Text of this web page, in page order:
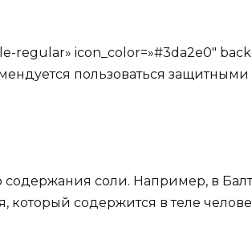
regular» icon_color=»#3da2e0″
пользоваться
содержания соли. Например, в
который содержится в теле